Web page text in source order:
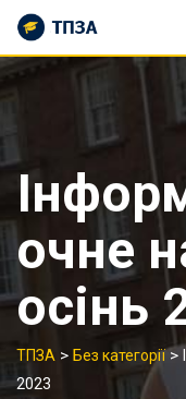
Skip
content
очне
осінь
ТПЗА > Без категорії>
2023